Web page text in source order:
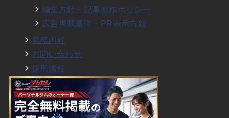
編集方針・記事制作ポリシー
広告掲載基準・PR表示方針
業務内容
お問い合わせ
採用情報